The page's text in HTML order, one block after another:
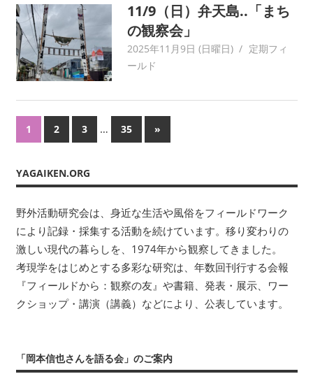
す
る
多
彩
な
究
は、
年
回
行
す
る
会
報
『フ
ド
11/9（日）弁天島..「まち
の観察会」
2025年11月9日 (日曜日) yagaiken
定期フィ
ールド
投
の
ペ
ー
ジ
送
1 2 3 … 35
次
の
»
YAGAIKEN.ORG
野外活動研究会は、身近な生活や風俗をフィールドワーク
により記録・採集する活動を続けています。移り変わりの
激しい現代の暮らしを、1974年から観察してきました。
考現学をはじめとする多彩な研究は、年数回刊行する会報
『フィールドから：観察の友』や書籍、発表・展示、ワー
クショップ・講演（講義）などにより、公表しています。
「岡本信也さんを語る会」のご案内